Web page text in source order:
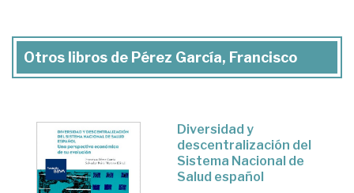
Otros libros de Pérez García, Francisco
Diversidad y
descentralización del
Sistema Nacional de
Salud español